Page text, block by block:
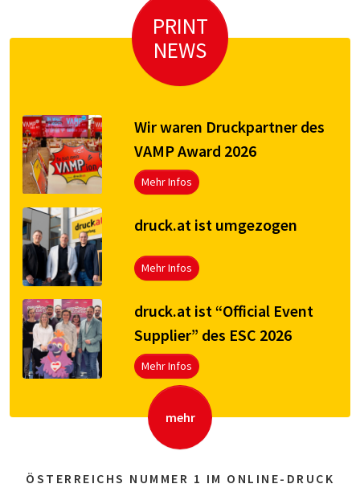
PRINT
NEWS
Wir waren Druckpartner des
VAMP Award 2026
Mehr Infos
druck.at ist umgezogen
Mehr Infos
druck.at ist “Official Event
Supplier” des ESC 2026
Mehr Infos
mehr
ÖSTERREICHS NUMMER 1 IM ONLINE-DRUCK